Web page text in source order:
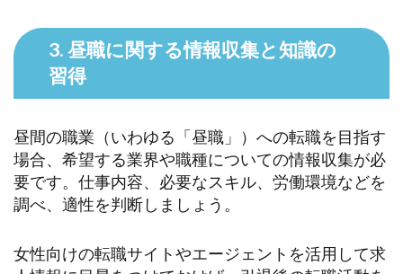
3. 昼職に関する情報収集と知識の
習得
昼間の職業（いわゆる「昼職」）への転職を目指す
場合、希望する業界や職種についての情報収集が必
要です。仕事内容、必要なスキル、労働環境などを
調べ、適性を判断しましょう。
女性向けの転職サイトやエージェントを活用して求